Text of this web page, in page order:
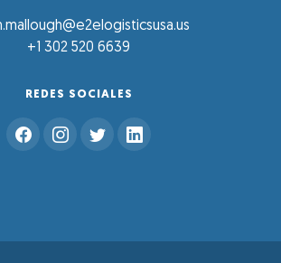
+1 302 520 6639
REDES SOCIALES